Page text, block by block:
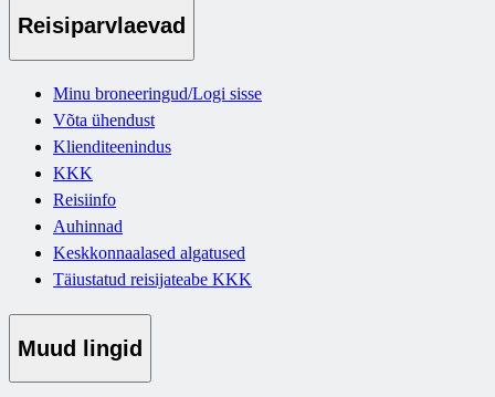
Reisiparvlaevad
Minu broneeringud/Logi sisse
Võta ühendust
Klienditeenindus
KKK
Reisiinfo
Auhinnad
Keskkonnaalased algatused
Täiustatud reisijateabe KKK
Muud lingid